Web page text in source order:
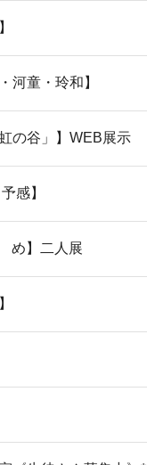
河童・玲和】
の谷」】WEB展示
感】
め】二人展